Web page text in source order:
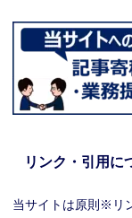
リンク・引用に
当サイトは原則※リ